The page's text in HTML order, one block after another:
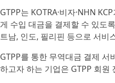
GTPP는 KOTRA·비자·NHN
게 수입 대금을 결제할 수 있도
트남, 인도, 필리핀 등으로 서비
GTPP를 통한 무역대금 결제
하고자 하는 기업은 GTPP 회원